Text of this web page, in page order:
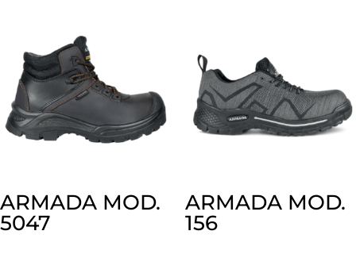
ARMADA MOD.
5047
ARMADA MOD.
156